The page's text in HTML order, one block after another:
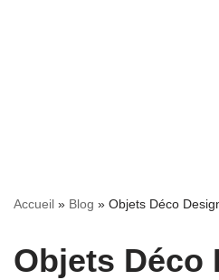
Accueil » Blog » Objets Déco
Objets Déco